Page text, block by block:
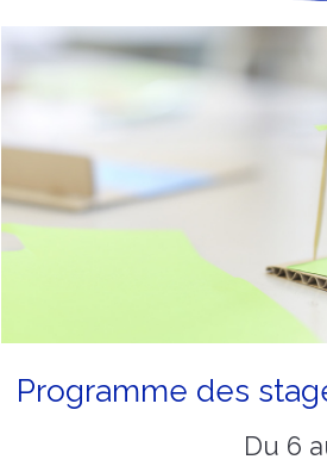
Programme des
Du 6